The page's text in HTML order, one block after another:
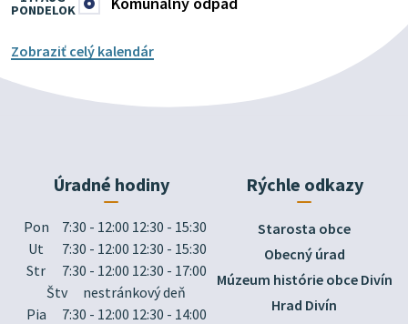
PONDELOK
Zobraziť celý kalendár
Úradné hodiny
Pon
7:30 - 12:00 12:30 - 15:30
Ut
7:30 - 12:00 12:30 - 15:30
Str
7:30 - 12:00 12:30 - 17:00
Štv
nestránkový deň
Pia
7:30 - 12:00 12:30 - 14:00
Rýchle odkazy
Starosta obce
Obecný úrad
Múzeum histórie obce Divín
Hrad Divín